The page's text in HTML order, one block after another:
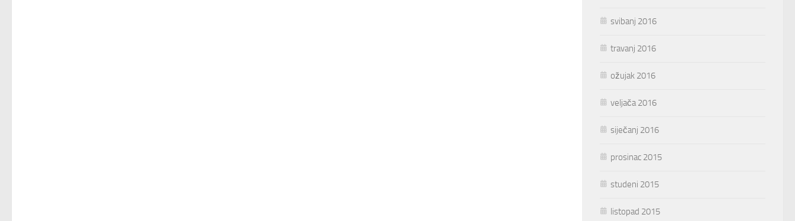
svibanj 2016
travanj 2016
ožujak 2016
veljača 2016
siječanj 2016
prosinac 2015
studeni 2015
listopad 2015